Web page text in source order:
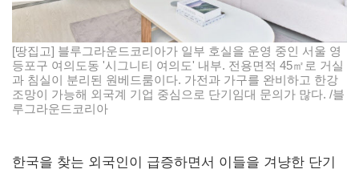
[땅집고] 블루그라운드코리아가 일부 호실을 운영 중인 서울 영
등포구 여의도동 '시그니티 여의도' 내부. 전용면적 45㎡로 거실
과 침실이 분리된 원베드룸이다. 가전과 가구를 완비하고 한강
조망이 가능해 외국계 기업 중심으로 단기임대 문의가 많다. /블
루그라운드코리아
한국을 찾는 외국인이 급증하면서 이들을 겨냥한 단기